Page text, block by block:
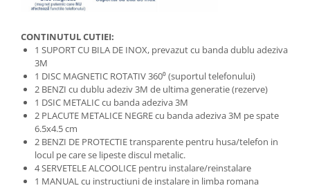
CONTINUTUL CUTIEI:
1 SUPORT CU BILA DE INOX, prevazut cu banda dublu adeziva
3M
1 DISC MAGNETIC ROTATIV 360⁰ (suportul telefonului)
2 BENZI cu dublu adeziv 3M de ultima generatie (rezerve)
1 DSIC METALIC cu banda adeziva 3M
2 PLACUTE METALICE NEGRE cu banda adeziva 3M pe spate
6.5x4.5 cm
2 BENZI DE PROTECTIE transparente pentru husa/telefon in
locul pe care se lipeste discul metalic.
4 SERVETELE ALCOOLICE pentru instalare/reinstalare
1 MANUAL cu instructiuni de instalare in limba romana